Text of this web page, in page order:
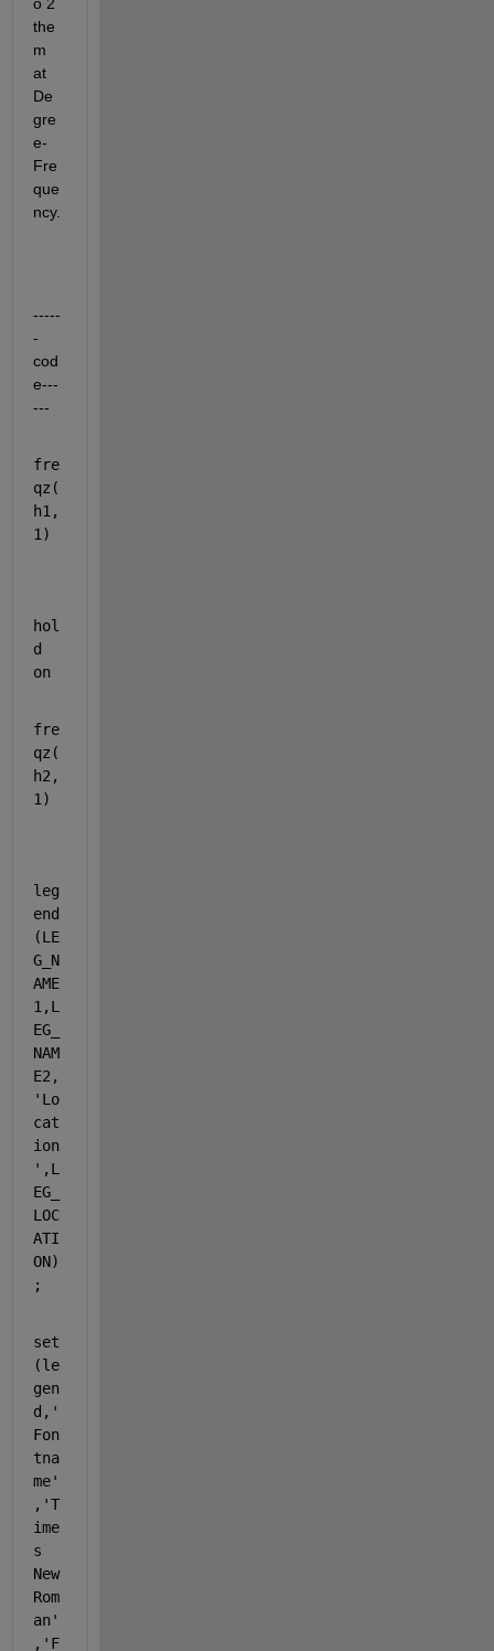
the
m
at
De
gre
e-
Fre
que
ncy.
-----
-
cod
e---
---
fre
qz(
h1,
1)
hol
on
fre
qz(
h2,
1)
leg
end
(LE
G_N
AME
1,L
EG_
NAM
E2,
'Lo
cat
ion
' ,L
EG_
LOC
ATI
ON)
;
set
(le
gen
d, '
Fon
tna
me'
, 'T
ime
s
New
Rom
an'
, 'F